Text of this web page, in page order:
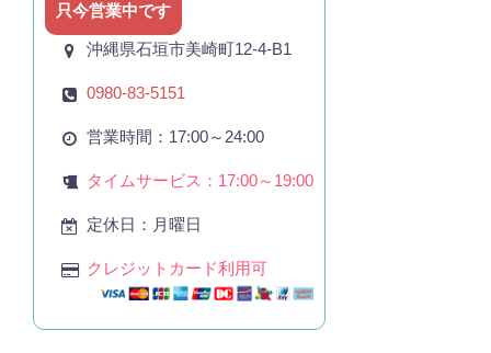
只今営業中です
沖縄県石垣市美崎町12-4-B1
0980-83-5151
営業時間：17:00～24:00
タイムサービス：17:00～19:00
定休日：月曜日
クレジットカード利用可